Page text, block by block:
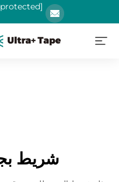
[email protected]
شريط